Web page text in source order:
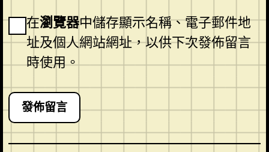
在瀏覽器中儲存顯示名稱、電子郵件地
址及個人網站網址，以供下次發佈留言
時使用。